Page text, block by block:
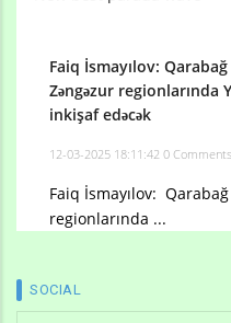
Faiq İsmayılov: Qarabağ
Zəngəzur regionlarında
inkişaf edəcək
12-03-2025 18:11:42 0 Comments
Faiq İsmayılov:
regionlarında ...
SOCIAL